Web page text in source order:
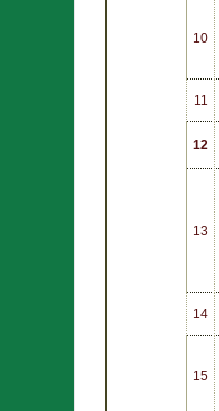
10
11
12
13
14
15